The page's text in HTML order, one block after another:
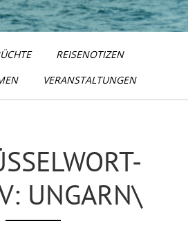
REISENOTIZEN
VERANSTALTUNGEN
UNGARN\